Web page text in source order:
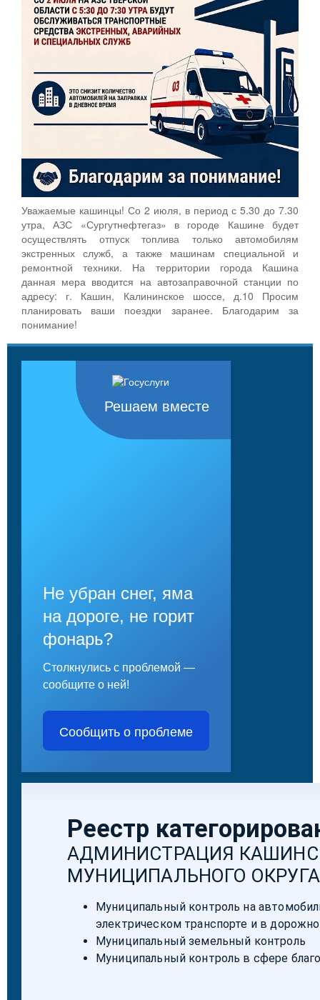
Уважаемые кашинцы! Со 2 июля, в период с 5.30 до 7.30
утра, АЗС «Сургутнефтегаз» в городе Кашине будет
осуществлять отпуск топлива только автомобилям
экстренных служб, а также машинам специальной и
ремонтной техники. На территории города Кашина
данная мера вводится на автозаправочной станции по
адресу: г. Кашин, Калининское шоссе, д.10 Просим
планировать ваши поездки заранее. Благодарим за
понимание!
Решаем вместе
Не убран снег, яма
на дороге, не горит
фонарь?
Столкнулись с проблемой —
сообщите о ней!
Сообщить о проблеме